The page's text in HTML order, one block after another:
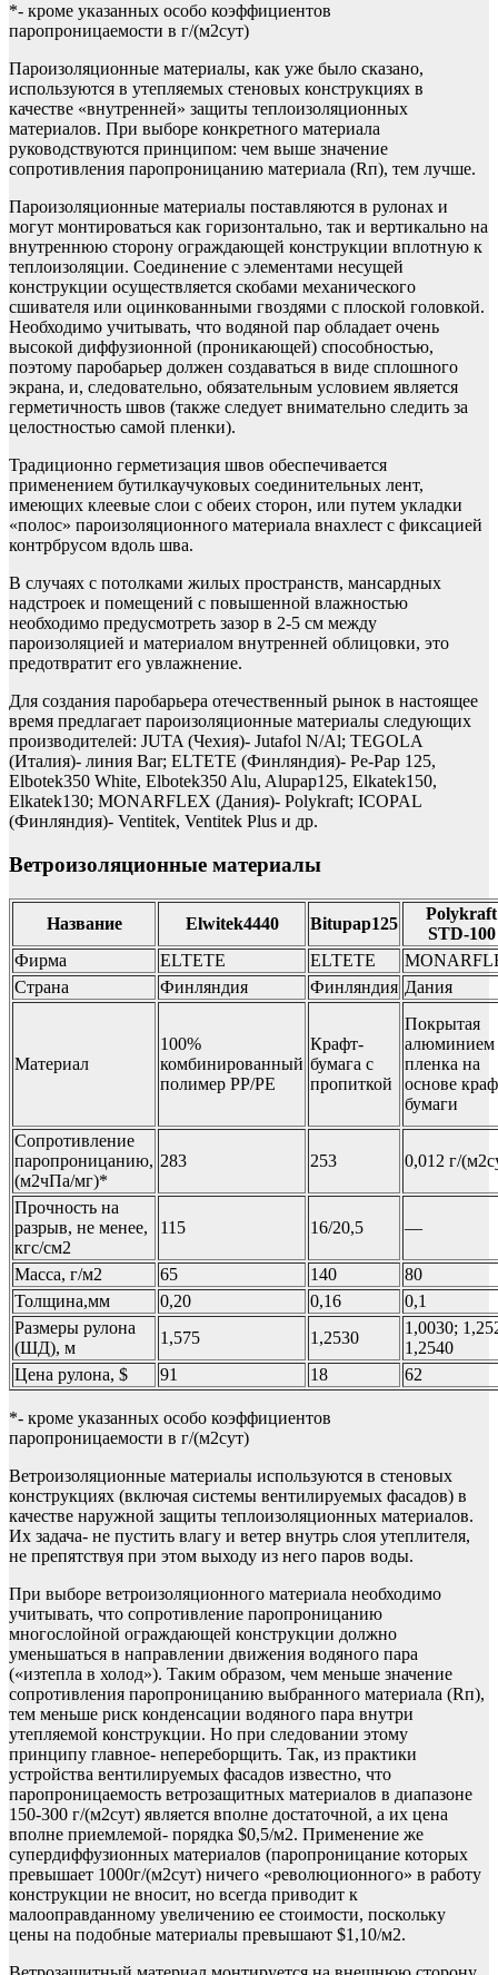
*- кроме указанных особо коэффициентов
паропроницаемости в г/(м2сут)
Пароизоляционные материалы, как уже было сказано,
используются в утепляемых стеновых конструкциях в
качестве «внутренней» защиты теплоизоляционных
материалов. При выборе конкретного материала
руководствуются принципом: чем выше значение
сопротивления паропроницанию материала (Rп), тем лучше.
Пароизоляционные материалы поставляются в рулонах и
могут монтироваться как горизонтально, так и вертикально на
внутреннюю сторону ограждающей конструкции вплотную к
теплоизоляции. Соединение с элементами несущей
конструкции осуществляется скобами механического
сшивателя или оцинкованными гвоздями с плоской головкой.
Необходимо учитывать, что водяной пар обладает очень
высокой диффузионной (проникающей) способностью,
поэтому паробарьер должен создаваться в виде сплошного
экрана, и, следовательно, обязательным условием является
герметичность швов (также следует внимательно следить за
целостностью самой пленки).
Традиционно герметизация швов обеспечивается
применением бутилкаучуковых соединительных лент,
имеющих клеевые слои с обеих сторон, или путем укладки
«полос» пароизоляционного материала внахлест с фиксацией
контрбрусом вдоль шва.
В случаях с потолками жилых пространств, мансардных
надстроек и помещений с повышенной влажностью
необходимо предусмотреть зазор в 2-5 см между
пароизоляцией и материалом внутренней облицовки, это
предотвратит его увлажнение.
Для создания паробарьера отечественный рынок в настоящее
время предлагает пароизоляционные материалы следующих
производителей: JUTA (Чехия)- Jutafol N/Al; TEGOLA
(Италия)- линия Bar; ELTETE (Финляндия)- Ре-Pap 125,
Elbotek350 White, Elbotek350 Alu, Alupap125, Elkatek150,
Elkatek130; MONARFLEX (Дания)- Polykraft; ICOPAL
(Финляндия)- Ventitek, Ventitek Plus и др.
Ветроизоляционные материалы
Название Elwitek4440 Bitupap125
Polykraft
STD-100
Фирма
ELTETE ELTETE
Страна
Финляндия Финляндия Дания
Материал
100%
комбинированный
полимер РР/РЕ
Крафт-
бумага с
пропиткой
Покрытая
алюминием
пленка на
основе
бумаги
Сопротивление
паропроницанию,
(м2чПа/мг)*
283 253 0,012 г/
Прочность на
разрыв, не менее,
кгс/см2
115 16/20,5 —
Масса, г/м2 65 140
80
Толщина,мм
0,20 0,16
0,1
Размеры рулона
(ШД), м
1,575 1,2530
1,0030;
1,2540
Цена рулона, $
91 18 62
*- кроме указанных особо коэффициентов
паропроницаемости в г/(м2сут)
Ветроизоляционные материалы используются в стеновых
конструкциях (включая системы вентилируемых фасадов) в
качестве наружной защиты теплоизоляционных материалов.
Их задача- не пустить влагу и ветер внутрь слоя утеплителя,
не препятствуя при этом выходу из него паров воды.
При выборе ветроизоляционного материала необходимо
учитывать, что сопротивление паропроницанию
многослойной ограждающей конструкции должно
уменьшаться в направлении движения водяного пара
(«изтепла в холод»). Таким образом, чем меньше значение
сопротивления паропроницанию выбранного материала (Rп),
тем меньше риск конденсации водяного пара внутри
утепляемой конструкции. Но при следовании этому
принципу главное- непереборщить. Так, из практики
устройства вентилируемых фасадов известно, что
паропроницаемость ветрозащитных материалов в диапазоне
150-300 г/(м2сут) является вполне достаточной, а их цена
вполне приемлемой- порядка $0,5/м2. Применение же
супердиффузионных материалов (паропроницание которых
превышает 1000г/(м2сут) ничего «революционного» в работу
конструкции не вносит, но всегда приводит к
малооправданному увеличению ее стоимости, поскольку
цены на подобные материалы превышают $1,10/м2.